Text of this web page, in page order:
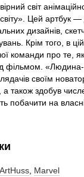
світ
Цей артбук
дизайнів,
Крім того, в
команди про те,
фільмом. «Людина-
своїм
а також здобув
побачити на
ArtHuss Marvel